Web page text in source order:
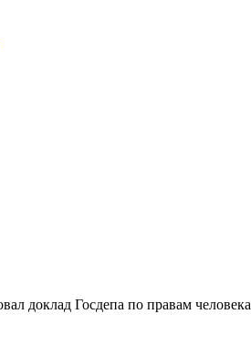
доклад Госдепа по правам человека